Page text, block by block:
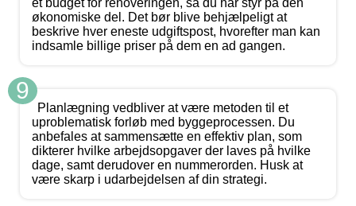
økonomiske del. Det bør blive behjælpeligt at
beskrive hver eneste udgiftspost, hvorefter man kan
indsamle billige priser på dem en ad gangen.
9
Planlægning vedbliver at være metoden til et
uproblematisk forløb med byggeprocessen. Du
anbefales at sammensætte en effektiv plan, som
dikterer hvilke arbejdsopgaver der laves på hvilke
dage, samt derudover en nummerorden. Husk at
være skarp i udarbejdelsen af din strategi.